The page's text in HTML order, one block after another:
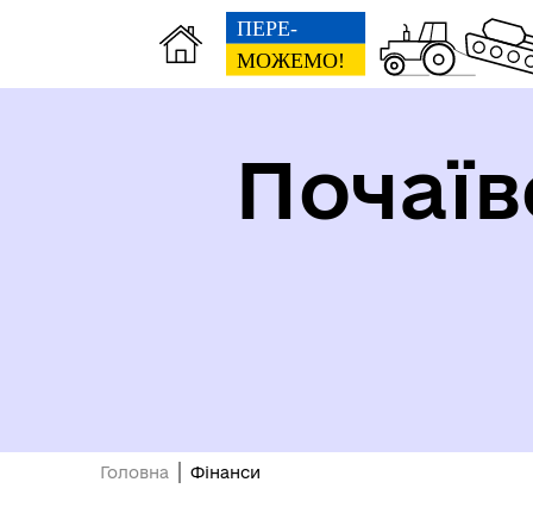
Головна Фінанси